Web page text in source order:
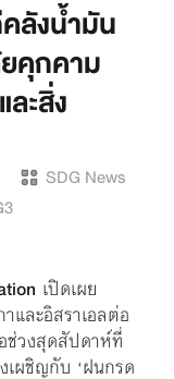
ลังน้ำมัน
คุกคาม
ะสิ่ง
SDG News
เปิดเผย
และอิสราเอลต่อ
ช่วงสุดสัปดาห์ที่
ผชิญกับ ‘ฝนกรด